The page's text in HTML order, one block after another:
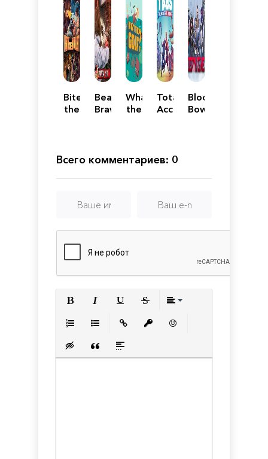
Bite
the
Beatdown
Brawler
What
the
Totally
Accurate
СИМУЛЯТОР
Blood
Bowl:
Всего комментариев: 0
Вставка скрытого текста
Вставка цитаты
Вставка спойлера